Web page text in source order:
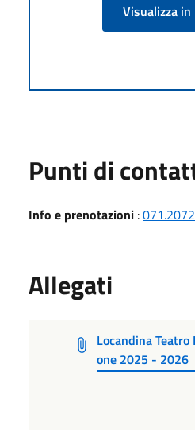
Visualizza
Punti di
Info e prenotazioni :
Allegati
Locandina
one 2025 - 2026